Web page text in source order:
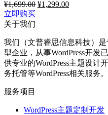
¥1,699.00 原
¥1,299.00当
为：
¥1,299.00。
立即购买
关于我们
我们（文普睿思信息科技）是
型企业，从事WordPress开发
供专业的WordPress主题设计
务托管等WordPress相关服务。
服务项目
WordPress主题定制开发